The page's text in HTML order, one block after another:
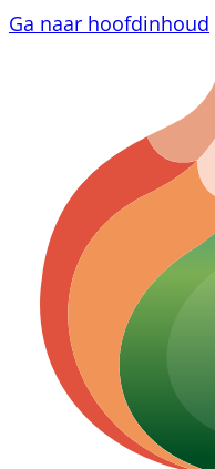
Ga naar hoofdinhoud